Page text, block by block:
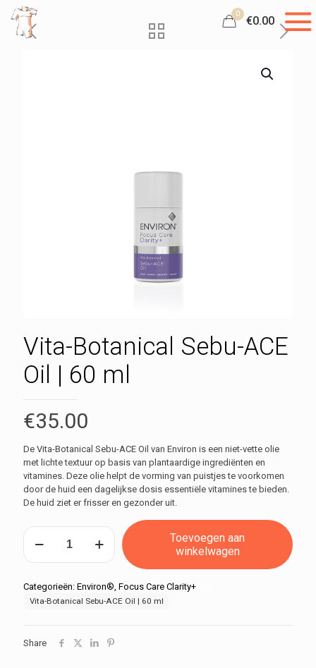
0
€0.00
Vita-Botanical Sebu-ACE
Oil | 60 ml
€35.00
De Vita-Botanical Sebu-ACE Oil van Environ is een niet-vette olie
met lichte textuur op basis van plantaardige ingrediënten en
vitamines. Deze olie helpt de vorming van puistjes te voorkomen
door de huid een dagelijkse dosis essentiële vitamines te bieden.
De huid ziet er frisser en gezonder uit.
Vita-
Botanical
Sebu-
Oil
aantal
Toevoegen aan
winkelwagen
Categorieën: Environ®, Focus Care Clarity+
Vita-Botanical Sebu-ACE Oil | 60 ml
Share